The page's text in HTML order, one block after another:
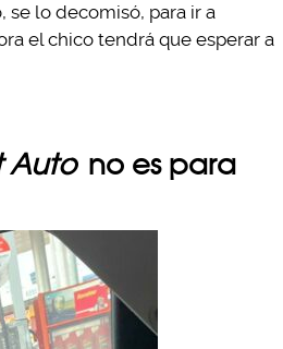
lo decomisó, para ir a
el chico tendrá que esperar a
Auto no es para